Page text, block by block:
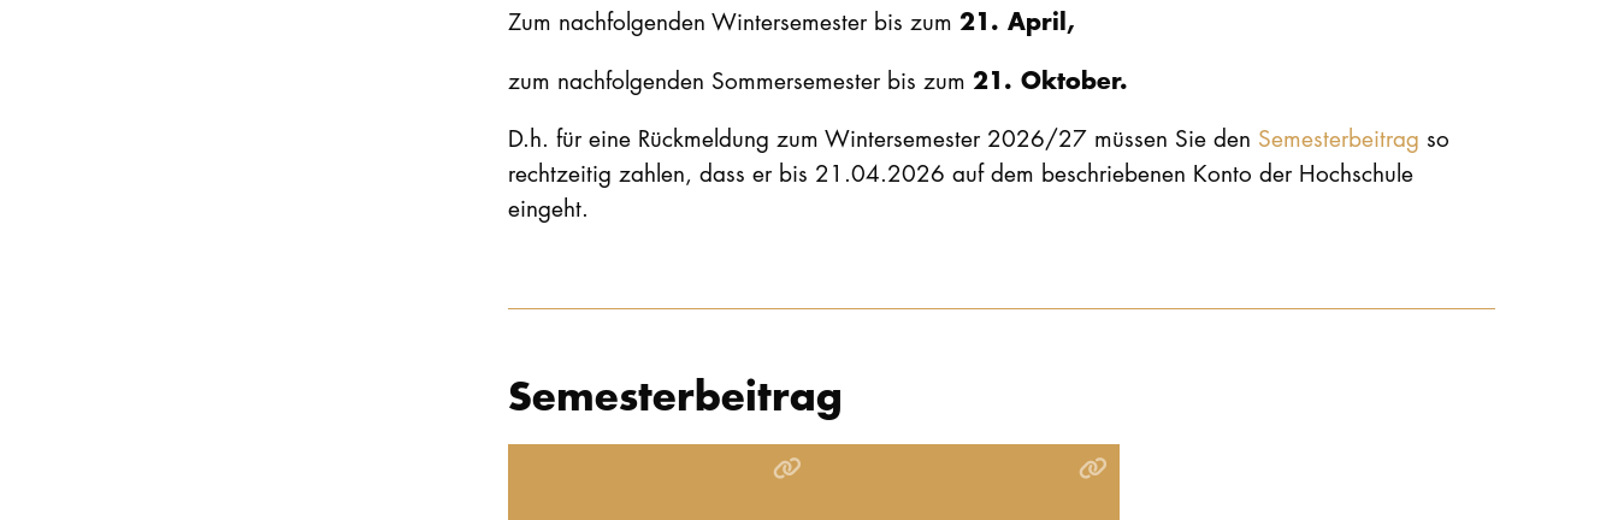
Zum nachfolgenden Wintersemester bis zum 21. April,
zum nachfolgenden Sommersemester bis zum 21. Oktober.
D.h. für eine Rückmeldung zum Wintersemester 2026/27 müssen Sie den Semesterbeitrag so
rechtzeitig zahlen, dass er bis 21.04.2026 auf dem beschriebenen Konto der Hochschule
eingeht.
Semesterbeitrag